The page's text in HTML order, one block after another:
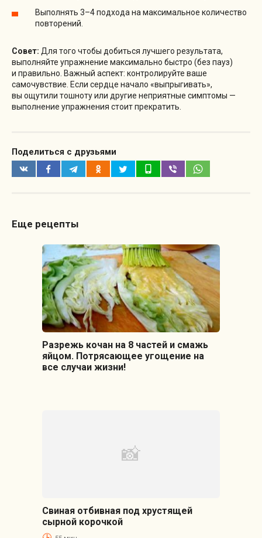
Выполнять 3–4 подхода на максимальное количество
повторений.
Совет: Для того чтобы добиться лучшего результата,
выполняйте упражнение максимально быстро (без пауз)
и правильно. Важный аспект: контролируйте ваше
самочувствие. Если сердце начало «выпрыгивать»,
вы ощутили тошноту или другие неприятные симптомы —
выполнение упражнения стоит прекратить.
Поделиться с друзьями
Еще рецепты
Разрежь кочан на 8 частей и смажь
яйцом. Потрясающее угощение на
все случаи жизни!
Свиная отбивная под хрустящей
сырной корочкой